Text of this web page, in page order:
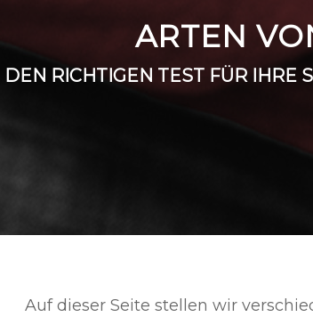
ARTEN
DEN RICHTIGEN TEST FÜR IHRE
Auf dieser Seite stellen wir